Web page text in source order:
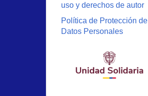
uso y derechos de autor
Política de Protección de
Datos Personales